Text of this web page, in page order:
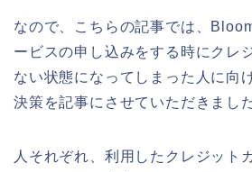
なので、こちらの記事では、
ービスの申し込みをする時にクレ
ない状態になってしまった人に向
決策を記事にさせていただきました
人それぞれ、利用したクレジット